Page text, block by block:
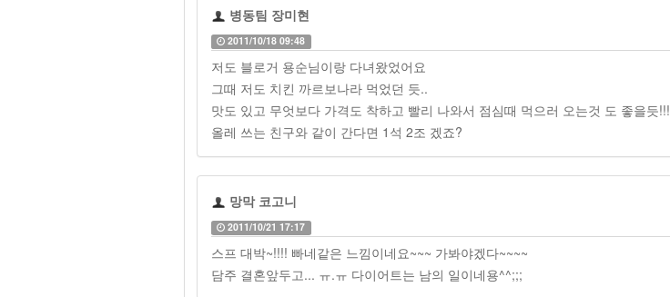
병동팀 장미현
2011/10/18 09:48
저도 블로거 용순님이랑 다녀왔었어요
그때 저도 치킨 까르보나라 먹었던 듯..
맛도 있고 무엇보다 가격도 착하고 빨리 나와서 점심때 먹으러 오는것 도 좋을듯!!!
올레 쓰는 친구와 같이 간다면 1석 2조 겠죠?
망막 코고니
2011/10/21 17:17
스프 대박~!!!! 빠네같은 느낌이네요~~~ 가봐야겠다~~~~
담주 결혼앞두고... ㅠ.ㅠ 다이어트는 남의 일이네용^^;;;